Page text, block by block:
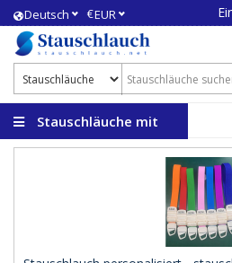
Deutsch €EUR
Stauschläuche mit